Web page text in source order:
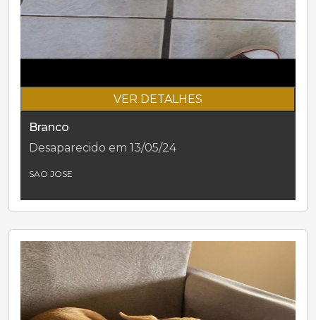
VER DETALHES
Branco
Desaparecido em 13/05/24
SAO JOSE